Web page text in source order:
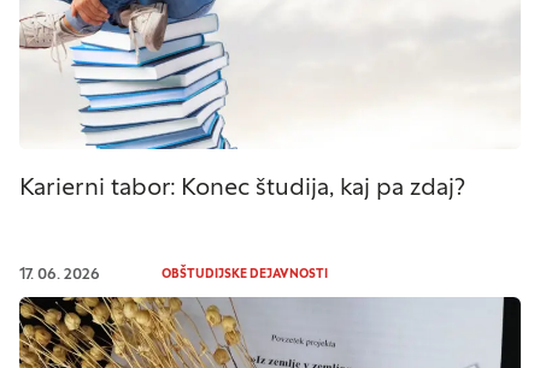
Karierni tabor: Konec študija, kaj pa zdaj?
17. 06. 2026 OBŠTUDIJSKE DEJAVNOSTI